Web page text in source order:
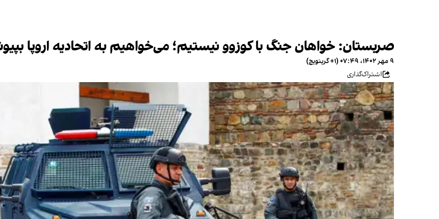
صربستان: خواهان جنگ با کوزوو نیستیم؛ می‌خواهیم به اتحادیه اروپا
۹ مهر ۱۴۰۲، ۰۷:۴۹ (‎+۱ گرینویچ)
اشتراک‌گذاری